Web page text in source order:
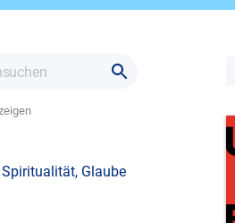
Glaube